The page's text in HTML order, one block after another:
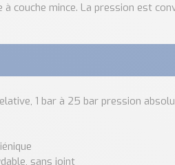
couche mince. La pression est
1 bar à 25 bar pression
sans joint